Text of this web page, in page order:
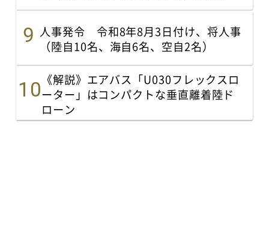
人事発令 令和8年8月3日付け、将人事
（陸自10名、海自6名、空自2名）
《解説》エアバス「U030フレックスロ
ーター」はコンパクトな垂直離着陸ド
ローン